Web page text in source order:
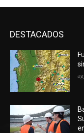
DESTACADOS